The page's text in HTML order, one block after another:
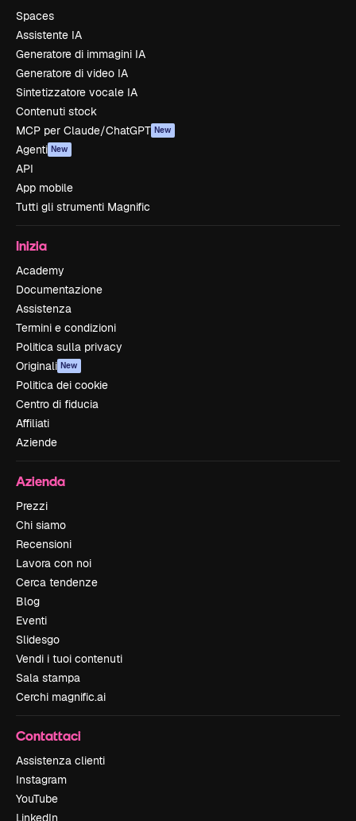
Spaces
Assistente IA
Generatore di immagini IA
Generatore di video IA
Sintetizzatore vocale IA
Contenuti stock
MCP per Claude/ChatGPT New
Agenti New
API
App mobile
Tutti gli strumenti Magnific
Inizia
Academy
Documentazione
Assistenza
Termini e condizioni
Politica sulla privacy
Originali New
Politica dei cookie
Centro di fiducia
Affiliati
Aziende
Azienda
Prezzi
Chi siamo
Recensioni
Lavora con noi
Cerca tendenze
Blog
Eventi
Slidesgo
Vendi i tuoi contenuti
Sala stampa
Cerchi magnific.ai
Contattaci
Assistenza clienti
Instagram
YouTube
LinkedIn